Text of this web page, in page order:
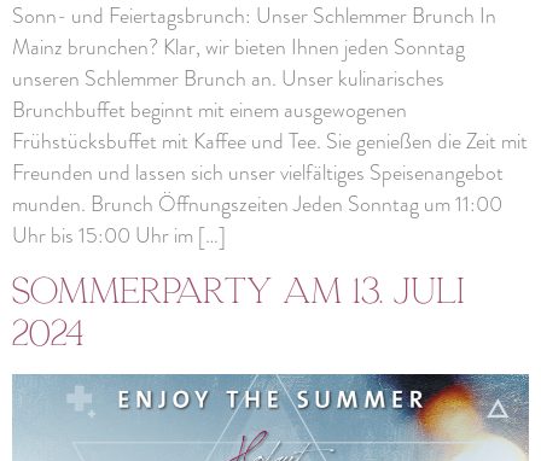
Sonn- und Feiertagsbrunch: Unser Schlemmer Brunch In
Mainz brunchen? Klar, wir bieten Ihnen jeden Sonntag
unseren Schlemmer Brunch an. Unser kulinarisches
Brunchbuffet beginnt mit einem ausgewogenen
Frühstücksbuffet mit Kaffee und Tee. Sie genießen die Zeit mit
Freunden und lassen sich unser vielfältiges Speisenangebot
munden. Brunch Öffnungszeiten Jeden Sonntag um 11:00
Uhr bis 15:00 Uhr im […]
Sommerparty am 13. Juli
2024